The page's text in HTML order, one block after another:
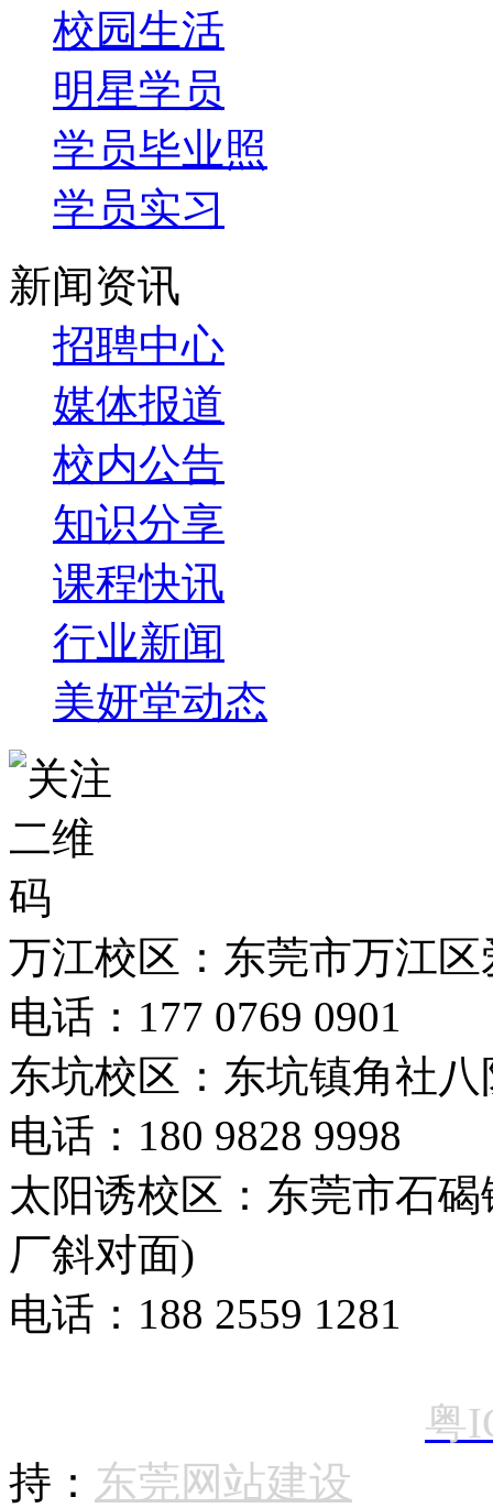
校园生活
明星学员
学员毕业照
学员实习
新闻资讯
招聘中心
媒体报道
校内公告
知识分享
课程快讯
行业新闻
美妍堂动态
万江校区：东莞市万江
电话：177 0769 0901
东坑校区：东坑镇角社
电话：180 9828 9998
太阳诱校区：东莞市石
厂斜对面)
电话：188 2559 1281
粤
持： 东莞网站建设